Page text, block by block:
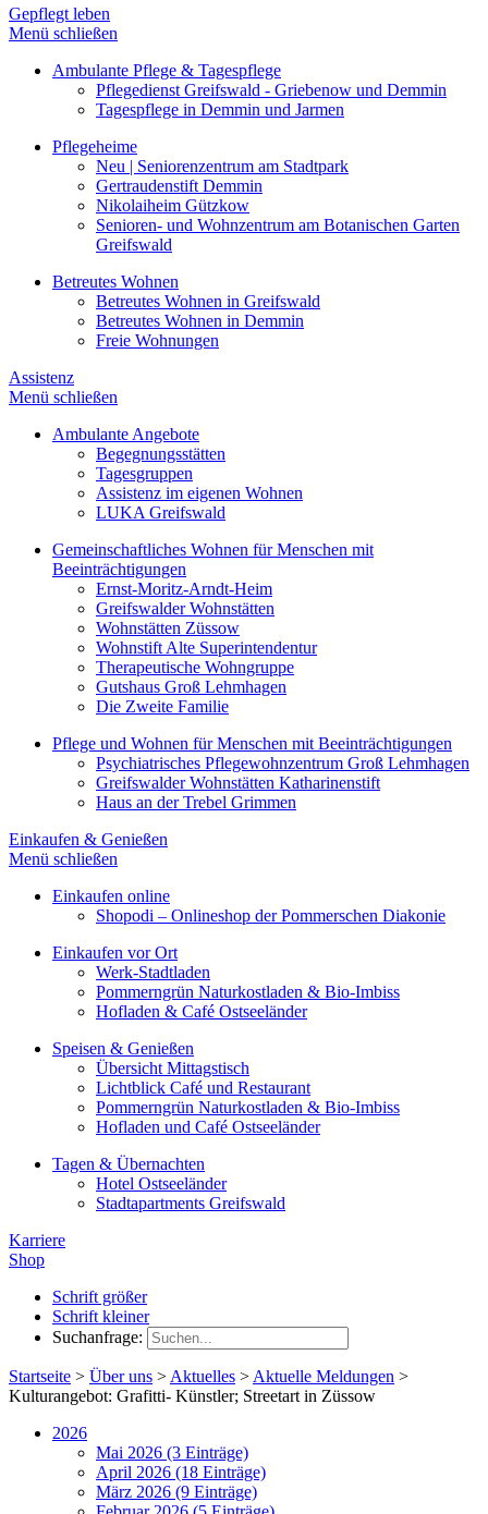
Gepflegt leben
Menü schließen
Ambulante Pflege & Tagespflege
Pflegedienst Greifswald - Griebenow und Demmin
Tagespflege in Demmin und Jarmen
Pflegeheime
Neu | Seniorenzentrum am Stadtpark
Gertraudenstift Demmin
Nikolaiheim Gützkow
Senioren- und Wohnzentrum am Botanischen Garten
Greifswald
Betreutes Wohnen
Betreutes Wohnen in Greifswald
Betreutes Wohnen in Demmin
Freie Wohnungen
Assistenz
Menü schließen
Ambulante Angebote
Begegnungsstätten
Tagesgruppen
Assistenz im eigenen Wohnen
LUKA Greifswald
Gemeinschaftliches Wohnen für Menschen mit
Beeinträchtigungen
Ernst-Moritz-Arndt-Heim
Greifswalder Wohnstätten
Wohnstätten Züssow
Wohnstift Alte Superintendentur
Therapeutische Wohngruppe
Gutshaus Groß Lehmhagen
Die Zweite Familie
Pflege und Wohnen für Menschen mit Beeinträchtigungen
Psychiatrisches Pflegewohnzentrum Groß Lehmhagen
Greifswalder Wohnstätten Katharinenstift
Haus an der Trebel Grimmen
Einkaufen & Genießen
Menü schließen
Einkaufen online
Shopodi – Onlineshop der Pommerschen Diakonie
Einkaufen vor Ort
Werk-Stadtladen
Pommerngrün Naturkostladen & Bio-Imbiss
Hofladen & Café Ostseeländer
Speisen & Genießen
Übersicht Mittagstisch
Lichtblick Café und Restaurant
Pommerngrün Naturkostladen & Bio-Imbiss
Hofladen und Café Ostseeländer
Tagen & Übernachten
Hotel Ostseeländer
Stadtapartments Greifswald
Karriere
Shop
Schrift größer
Schrift kleiner
Suchanfrage:
Startseite > Über uns > Aktuelles > Aktuelle Meldungen >
Kulturangebot: Grafitti- Künstler; Streetart in Züssow
2026
Mai 2026 (3 Einträge)
April 2026 (18 Einträge)
März 2026 (9 Einträge)